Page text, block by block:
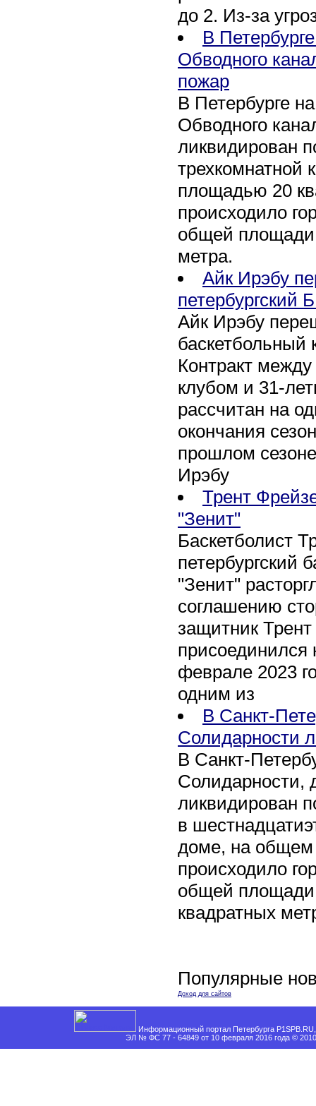
до 2. Из-за
В
Обводного
пожар
В Петербурге
Обводного
ликвидирован
трехкомнатной
площадью 20
происходило
общей площади
метра.
Айк Ирэбу
петербургский
Айк Ирэбу
баскетбольный
Контракт между
клубом и 31-
рассчитан на
окончания
прошлом
Ирэбу
Трент
"Зенит"
Баскетболист
петербургский
"Зенит"
соглашению
защитник
присоединился
феврале 2023
одним из
В Санкт-
Солидарности
В Санкт-
Солидарности,
ликвидирован
в
доме, на общем
происходило
общей площади
квадратных
Популярные
Доход для сайтов
Информационный портал Петербурга
ЭЛ № ФС 77 - 64849 от 10 февраля 2016 года ©